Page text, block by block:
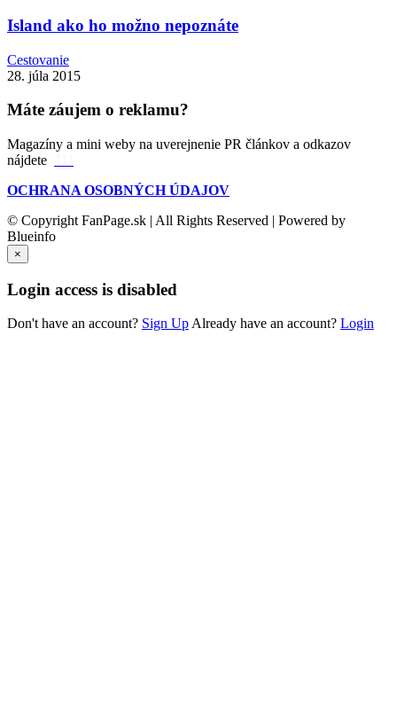
Island ako ho možno nepoznáte
Cestovanie
28. júla 2015
Máte záujem o reklamu?
Magazíny a mini weby na uverejnenie PR článkov a odkazov
nájdete
OCHRANA OSOBNÝCH ÚDAJOV
© Copyright FanPage.sk | All Rights Reserved | Powered by
Blueinfo
×
Login access is disabled
Don't have an account? Sign UpAlready have an account? Login